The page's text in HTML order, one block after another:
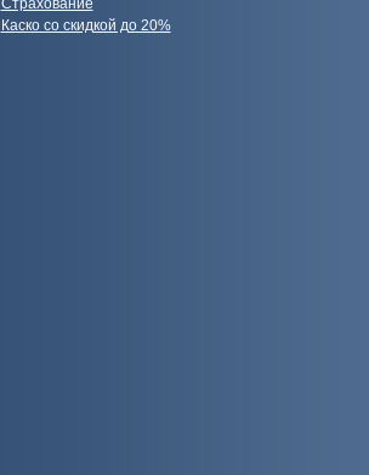
Страхование
Каско со скидкой до 20%